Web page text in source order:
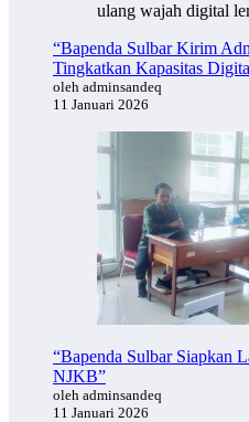
ulang wajah digital
“Bapenda Sulbar Kirim
Tingkatkan Kapasitas
oleh adminsandeq
11 Januari 2026
“Bapenda Sulbar Siapkan
NJKB”
oleh adminsandeq
11 Januari 2026